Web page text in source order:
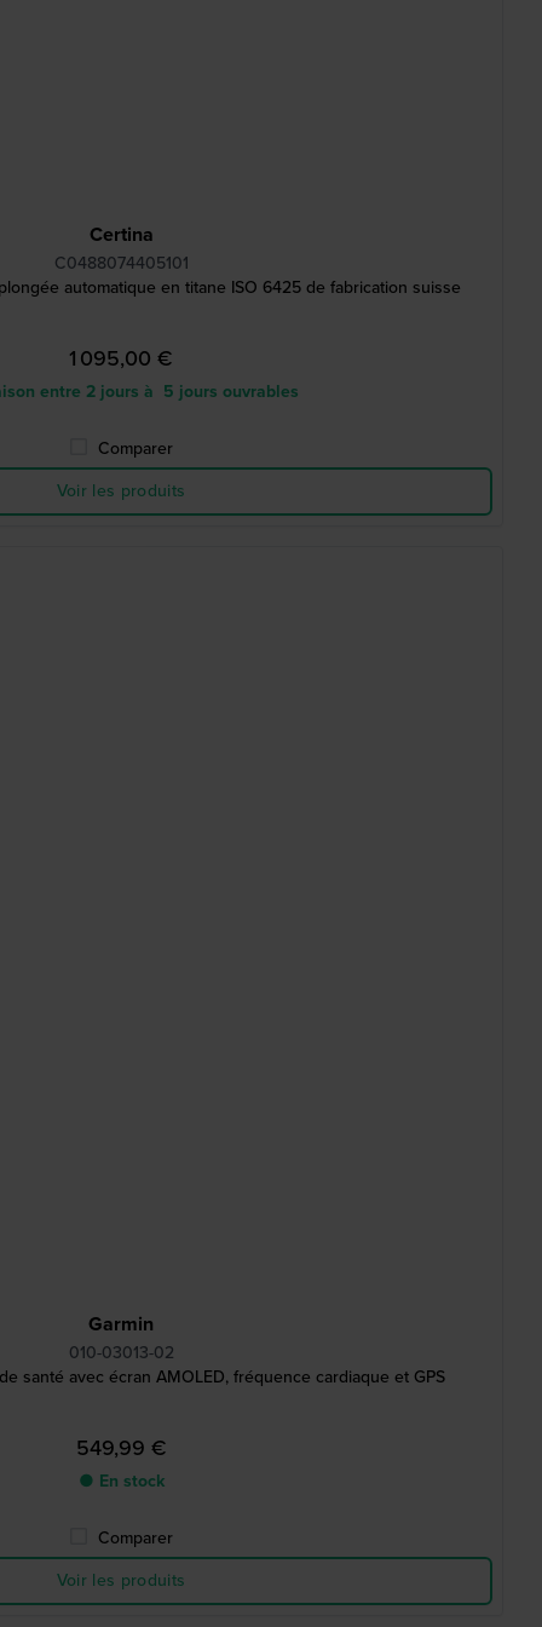
Certina
C0488074405101
automatique en titane ISO 6425 de fabrication suisse
1 095,00 €
entre 2 jours à 5 jours ouvrables
Comparer
Voir les produits
Garmin
010-03013-02
de santé avec écran AMOLED, fréquence cardiaque et GPS
549,99 €
● En stock
Comparer
Voir les produits